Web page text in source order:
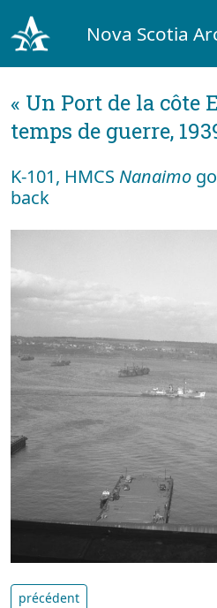
Nova Scotia
« Un Port de la côte
temps de guerre,
K-101, HMCS Nanaimo
back
précédent